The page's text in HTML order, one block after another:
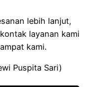
lebih lanjut,
layanan kami
kami.
Puspita Sari)